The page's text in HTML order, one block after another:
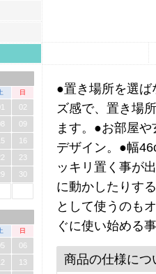
日
02
09
16
23
30
日
06
13
●置き場所を選
ズ感で、置き場
ます。●お部屋
デザイン。●幅
ッキリ置く事が
に動かしたりす
として使うのも
ぐに使い始める
商品の仕様につ